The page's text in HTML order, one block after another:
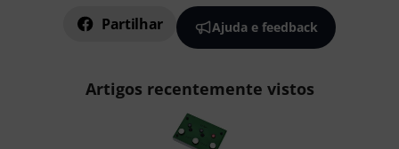
Partilhar Ajuda e feedback
Artigos recentemente vistos